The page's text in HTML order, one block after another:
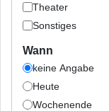
Theater
Sonstiges
Wann
keine Angabe
Heute
Wochenende